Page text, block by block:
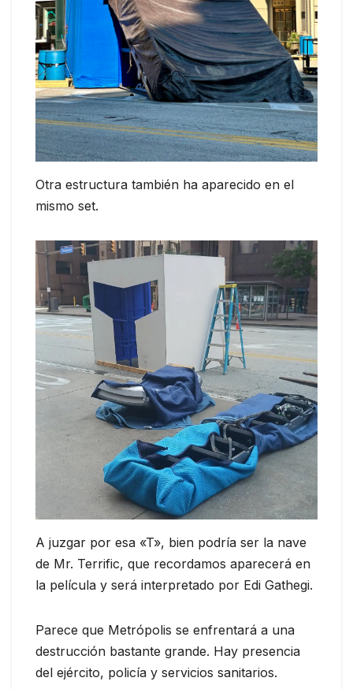
Otra estructura también ha aparecido en el
mismo set.
A juzgar por esa «T», bien podría ser la nave
de Mr. Terrific, que recordamos aparecerá en
la película y será interpretado por Edi Gathegi.
Parece que Metrópolis se enfrentará a una
destrucción bastante grande. Hay presencia
del ejército, policía y servicios sanitarios.